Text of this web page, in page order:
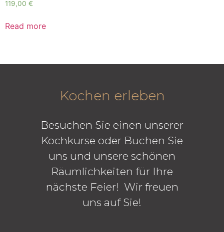
119,00 €
Read more
Kochen erleben
Besuchen Sie einen unserer
Kochkurse oder Buchen Sie
uns und unsere schönen
Räumlichkeiten für Ihre
nächste Feier! Wir freuen
uns auf Sie!